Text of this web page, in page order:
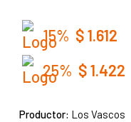
15% $1.612
25% $1.422
Productor: Los Vascos